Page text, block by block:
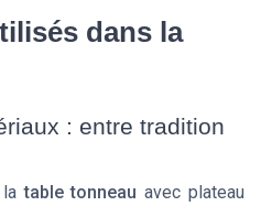
dans la
: entre tradition
latable tonneau avec plateau